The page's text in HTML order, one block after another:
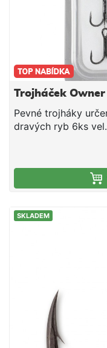
Trojháček
Pevné trojháky
dravých ryb 6ks
SKLADEM